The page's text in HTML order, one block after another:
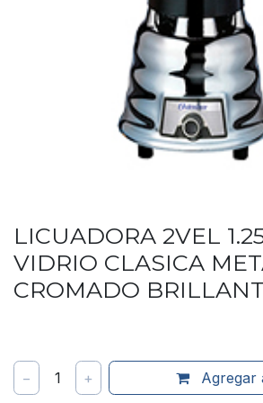
LICUADORA 2VEL
VIDRIO CLASICA
CROMADO
− 1 + Agregar